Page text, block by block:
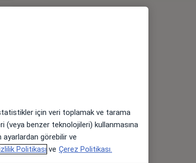
için veri toplamak ve tarama
(veya benzer teknolojileri) kullanmasına
görebilir ve
Politikası ve Çerez Politikası.